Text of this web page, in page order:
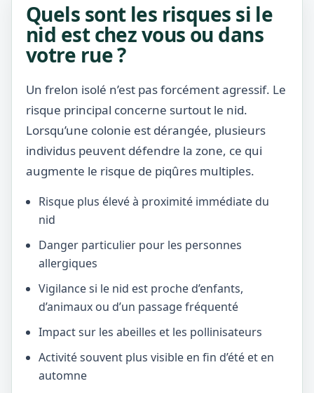
Quels sont les risques si le
nid est chez vous ou dans
votre rue ?
Un frelon isolé n’est pas forcément agressif. Le
risque principal concerne surtout le nid.
Lorsqu’une colonie est dérangée, plusieurs
individus peuvent défendre la zone, ce qui
augmente le risque de piqûres multiples.
Risque plus élevé à proximité immédiate du
nid
Danger particulier pour les personnes
allergiques
Vigilance si le nid est proche d’enfants,
d’animaux ou d’un passage fréquenté
Impact sur les abeilles et les pollinisateurs
Activité souvent plus visible en fin d’été et en
automne